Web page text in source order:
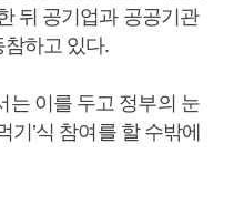
뒤 공기업과 공공기관
하고 있다.
는 이를 두고 정부의 눈
기’식 참여를 할 수밖에